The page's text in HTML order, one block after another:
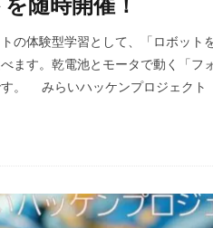
体験型学習として、「ロボット
ます。乾電池とモータで動く「フ
。 みらいハッケンプロジェクト